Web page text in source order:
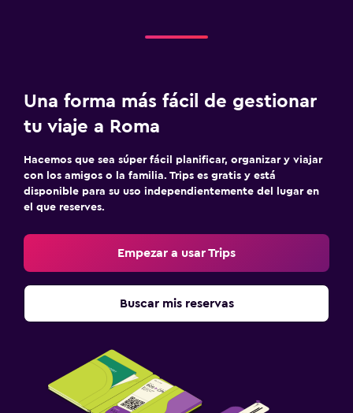
Una forma más fácil de gestionar
tu viaje a Roma
Hacemos que sea súper fácil planificar, organizar y viajar
con los amigos o la familia. Trips es gratis y está
disponible para su uso independientemente del lugar en
el que reserves.
Empezar a usar Trips
Buscar mis reservas